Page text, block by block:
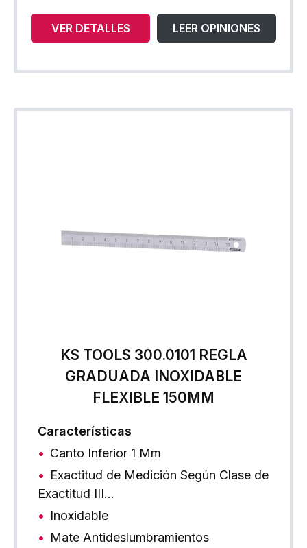
VER DETALLES LEER OPINIONES
KS TOOLS 300.0101 REGLA
GRADUADA INOXIDABLE
FLEXIBLE 150MM
Características
Canto Inferior 1 Mm
Exactitud de Medición Según Clase de
Exactitud III…
Inoxidable
Mate Antideslumbramientos